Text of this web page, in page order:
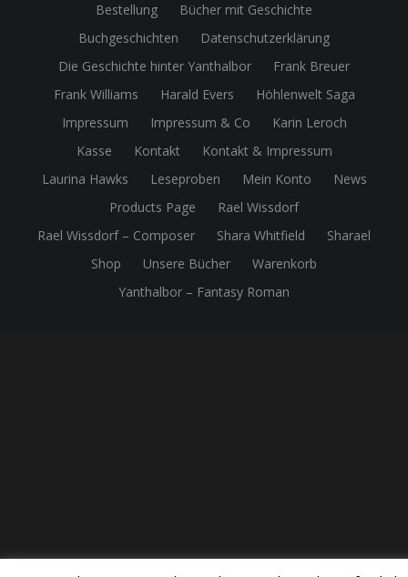
Bestellung
Bücher mit Geschichte
Buchgeschichten
Datenschutzerklärung
Die Geschichte hinter Yanthalbor
Frank Breuer
Frank Williams
Harald Evers
Höhlenwelt Saga
Impressum
Impressum & Co
Karin Leroch
Kasse
Kontakt
Kontakt & Impressum
Laurina Hawks
Leseproben Mein Konto
News
Products Page
Rael Wissdorf
Rael Wissdorf – Composer
Shara Whitfield
Sharael
Shop
Unsere Bücher
Warenkorb
Yanthalbor – Fantasy Roman